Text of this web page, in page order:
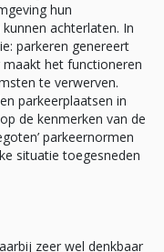
hun
achterlaten. In
parkeren genereert
het functioneren
te verwerven.
parkeerplaatsen in
de kenmerken van de
parkeernormen
situatie toegesneden
zeer wel denkbaar